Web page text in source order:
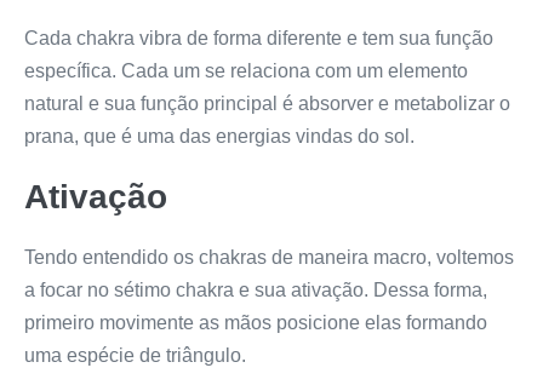
Cada chakra vibra de forma diferente e tem sua função
específica. Cada um se relaciona com um elemento
natural e sua função principal é absorver e metabolizar o
prana, que é uma das energias vindas do sol.
Ativação
Tendo entendido os chakras de maneira macro, voltemos
a focar no sétimo chakra e sua ativação. Dessa forma,
primeiro movimente as mãos posicione elas formando
uma espécie de triângulo.